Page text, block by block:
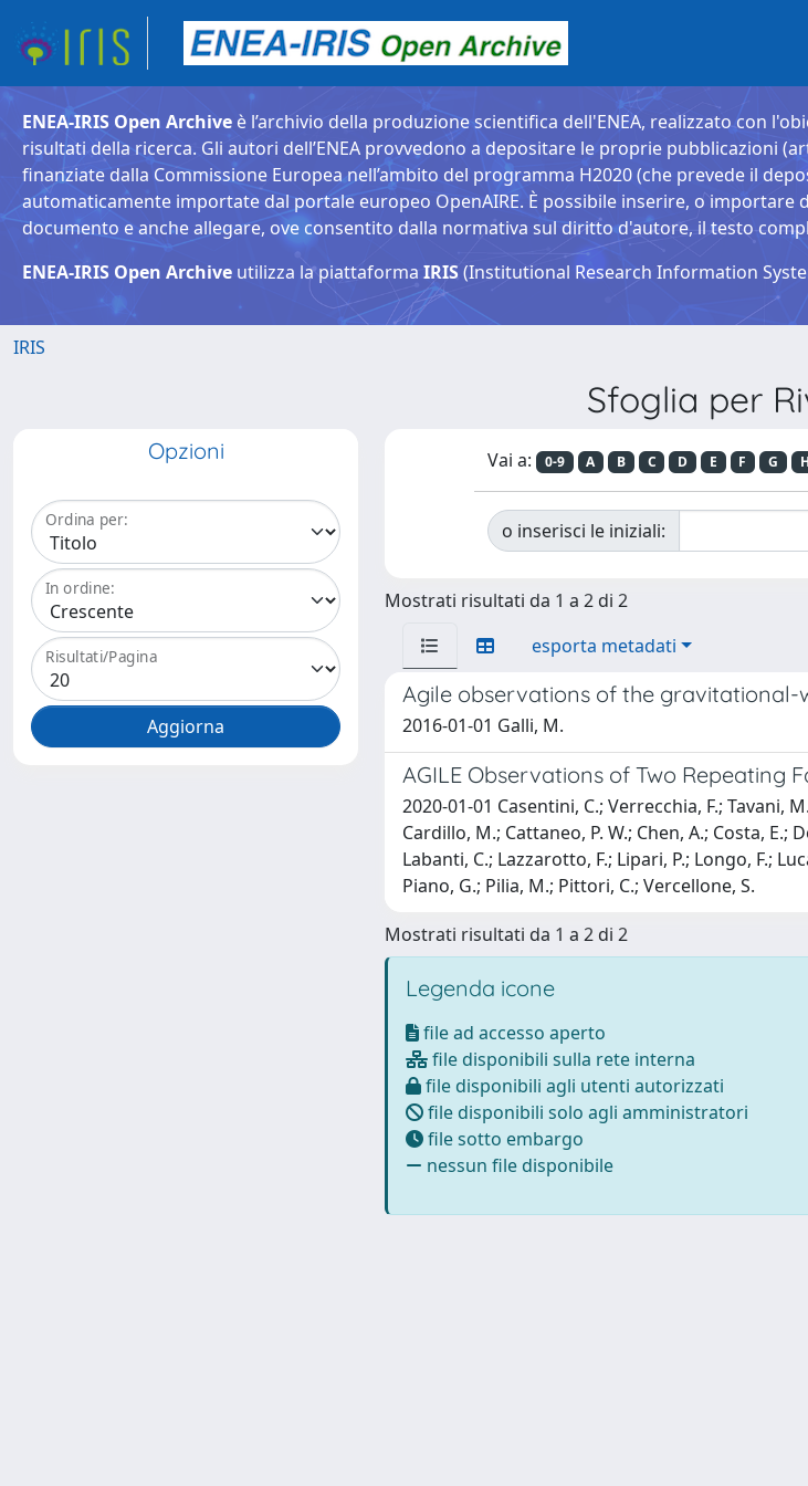
ENEA-IRIS Open Archive è l’archivio della produzione scientifica dell'ENEA, realizzato con
risultati della ricerca. Gli autori dell’ENEA provvedono a depositare le proprie pubblicazioni
finanziate dalla Commissione Europea nell’ambito del programma H2020 (che prevede il
automaticamente importate dal portale europeo OpenAIRE. È possibile inserire, o
documento e anche allegare, ove consentito dalla normativa sul diritto d'autore, il testo
ENEA-IRIS Open Archive utilizza la piattaforma IRIS(Institutional Research Information
IRIS
Sfoglia per
Opzioni
Ordina per:
In ordine:
Risultati/Pagina
Vai a: 0-9 A B C D E F G H
o inserisci le iniziali:
Mostrati risultati da 1 a 2 di 2
esporta metadati
Agile observations of the gravitational-
2016-01-01 Galli, M.
AGILE Observations of Two Repeating
2020-01-01 Casentini, C.; Verrecchia, F.; Tavani,
Cardillo, M.; Cattaneo, P. W.; Chen, A.; Costa,
Labanti, C.; Lazzarotto, F.; Lipari, P.; Longo, F.;
Piano, G.; Pilia, M.; Pittori, C.; Vercellone, S.
Mostrati risultati da 1 a 2 di 2
Legenda icone
file ad accesso aperto
file disponibili sulla rete interna
file disponibili agli utenti autorizzati
file disponibili solo agli amministratori
file sotto embargo
nessun file disponibile